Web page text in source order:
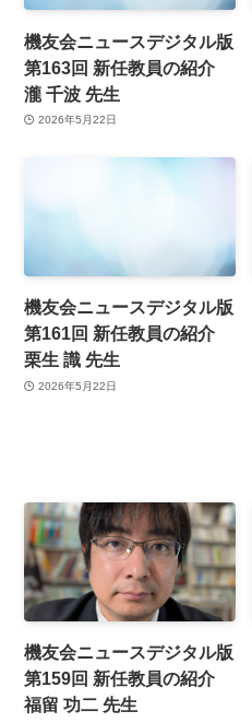
機友会ニュースデジタル版
第163回 新任教員の紹介
瀧 千波 先生
2026年5月22日
機友会ニュースデジタル版
第161回 新任教員の紹介
栗生 識 先生
2026年5月22日
機友会ニュースデジタル版
第159回 新任教員の紹介
福留 功二 先生